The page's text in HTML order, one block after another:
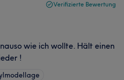
Verifizierte Bewertung
wie ich wollte. Hält einen
!